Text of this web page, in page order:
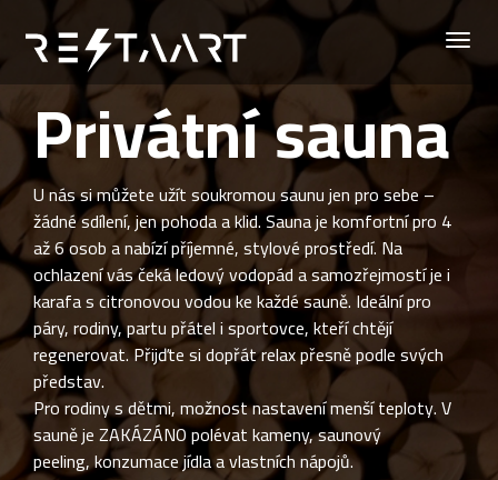
Privátní sauna
U nás si můžete užít soukromou saunu jen pro sebe –
žádné sdílení, jen pohoda a klid. Sauna je komfortní pro 4
až 6 osob a nabízí příjemné, stylové prostředí. Na
ochlazení vás čeká ledový vodopád a samozřejmostí je i
karafa s citronovou vodou ke každé sauně. Ideální pro
páry, rodiny, partu přátel i sportovce, kteří chtějí
regenerovat. Přijďte si dopřát relax přesně podle svých
představ.
Pro rodiny s dětmi, možnost nastavení menší teploty. V
sauně je ZAKÁZÁNO polévat kameny, saunový
peeling, konzumace jídla a vlastních nápojů.